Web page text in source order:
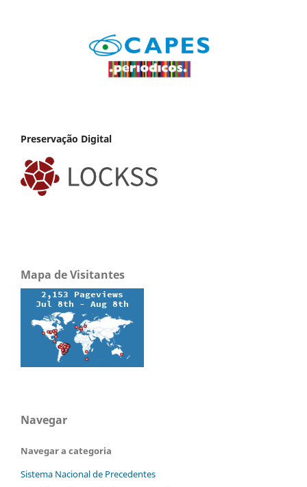
Preservação Digital
Mapa de Visitantes
Navegar
Navegar a categoria
Sistema Nacional de Precedentes